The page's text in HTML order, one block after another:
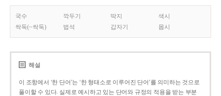
국수 깍두기 딱지
색시
싹둑(~싹둑)
법석 갑자기 몹시
해설
이 조항에서 ‘한 단어’는 ‘한 형태소로 이루어진 단어’를 의미하는 것으로
풀이할 수 있다. 실제로 예시하고 있는 단어와 규정의 적용을 받는 부분